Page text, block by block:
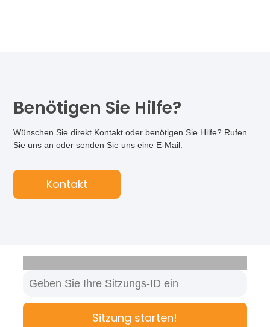
Benötigen Sie Hilfe?
Wünschen Sie direkt Kontakt oder benötigen Sie Hilfe? Rufen
Sie uns an oder senden Sie uns eine E-Mail.
Kontakt
Sitzung starten!